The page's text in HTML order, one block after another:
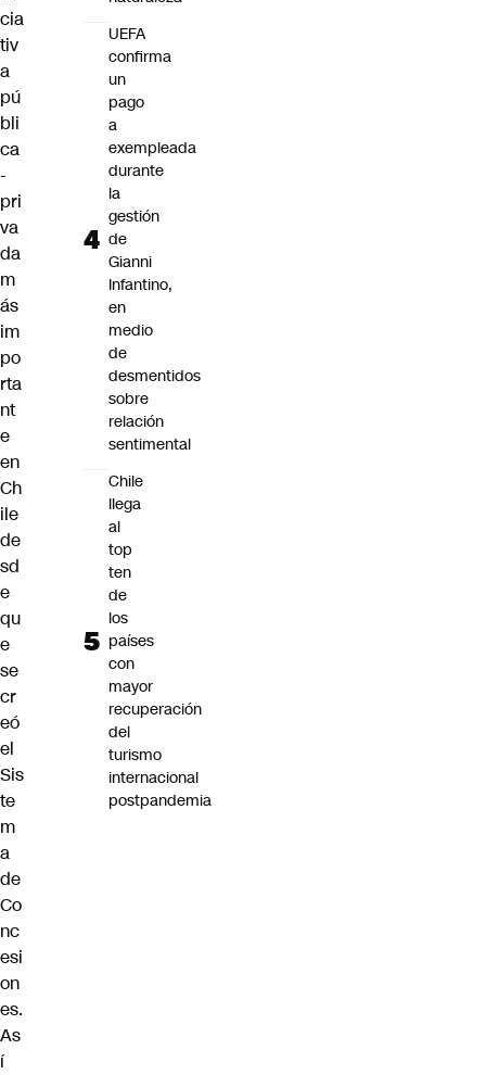
cia
tiv
a
pú
bli
ca
-
pri
va
da
m
ás
im
po
rta
nt
e
en
Ch
ile
de
sd
e
qu
e
se
cr
eó
el
Sis
te
m
a
de
Co
nc
esi
on
es.
As
í
UEFA
confirma
un
pago
a
exempleada
durante
la
gestión
de
Gianni
Infantino,
en
medio
de
desmentidos
sobre
relación
sentimental
Chile
llega
al
top
ten
de
los
países
con
mayor
recuperación
del
turismo
internacional
postpandemia